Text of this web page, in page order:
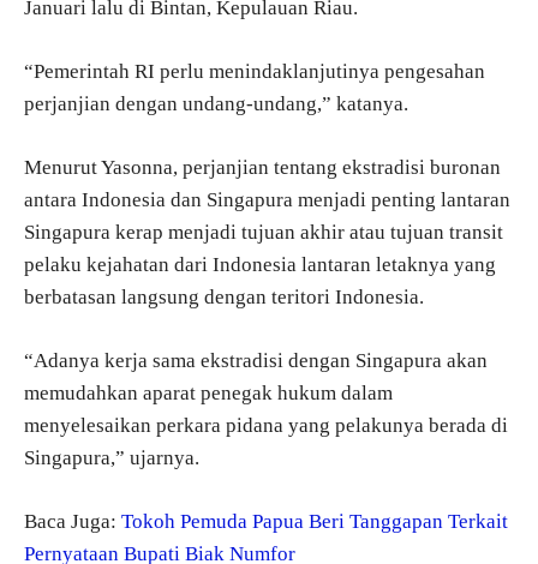
Januari lalu di Bintan, Kepulauan Riau.
“Pemerintah RI perlu menindaklanjutinya pengesahan
perjanjian dengan undang-undang,” katanya.
Menurut Yasonna, perjanjian tentang ekstradisi buronan
antara Indonesia dan Singapura menjadi penting lantaran
Singapura kerap menjadi tujuan akhir atau tujuan transit
pelaku kejahatan dari Indonesia lantaran letaknya yang
berbatasan langsung dengan teritori Indonesia.
“Adanya kerja sama ekstradisi dengan Singapura akan
memudahkan aparat penegak hukum dalam
menyelesaikan perkara pidana yang pelakunya berada di
Singapura,” ujarnya.
Baca Juga: Tokoh Pemuda Papua Beri Tanggapan Terkait
Pernyataan Bupati Biak Numfor